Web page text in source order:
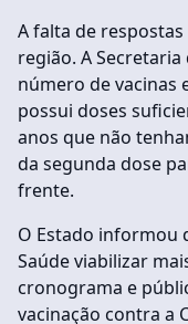
A falta de
região. A
número de vacinas
possui doses
anos que não
da segunda dose
frente.
O Estado informou
Saúde viabilizar
cronograma e
vacinação contra a